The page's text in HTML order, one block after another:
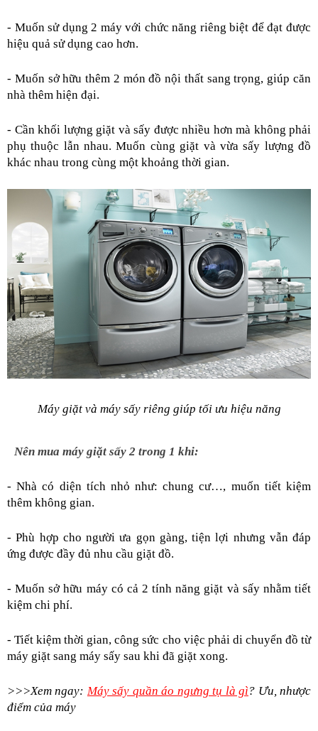
- Muốn sử dụng 2 máy với chức năng riêng biệt để đạt được
hiệu quả sử dụng cao hơn.
- Muốn sở hữu thêm 2 món đồ nội thất sang trọng, giúp căn
nhà thêm hiện đại.
- Cần khối lượng giặt và sấy được nhiều hơn mà không phải
phụ thuộc lẫn nhau. Muốn cùng giặt và vừa sấy lượng đồ
khác nhau trong cùng một khoảng thời gian.
Máy giặt và máy sấy riêng giúp tối ưu hiệu năng
Nên mua máy giặt sấy 2 trong 1 khi:
- Nhà có diện tích nhỏ như: chung cư…, muốn tiết kiệm
thêm không gian.
- Phù hợp cho người ưa gọn gàng, tiện lợi nhưng vẫn đáp
ứng được đầy đủ nhu cầu giặt đồ.
- Muốn sở hữu máy có cả 2 tính năng giặt và sấy nhằm tiết
kiệm chi phí.
- Tiết kiệm thời gian, công sức cho việc phải di chuyển đồ từ
máy giặt sang máy sấy sau khi đã giặt xong.
>>>Xem ngay: Máy sấy quần áo ngưng tụ là gì? Ưu, nhược
điểm của máy